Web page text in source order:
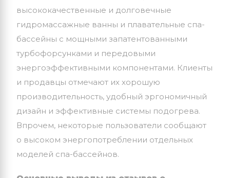
высококачественные и долговечные
гидромассажные ванны и плавательные спа-
бассейны с мощными запатентованными
турбофорсунками и передовыми
энергоэффективными компонентами. Клиенты
и продавцы отмечают их хорошую
производительность, удобный эргономичный
дизайн и эффективные системы подогрева.
Впрочем, некоторые пользователи сообщают
о высоком энергопотреблении отдельных
моделей спа-бассейнов.